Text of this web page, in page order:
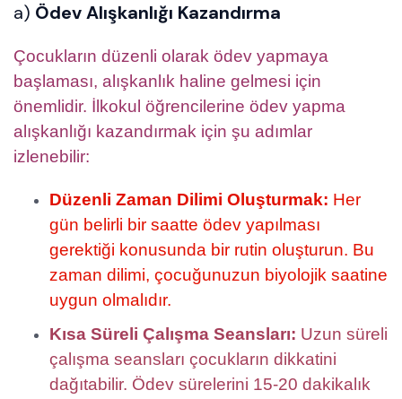
a) Ödev Alışkanlığı Kazandırma
Çocukların düzenli olarak ödev yapmaya
başlaması, alışkanlık haline gelmesi için
önemlidir. İlkokul öğrencilerine ödev yapma
alışkanlığı kazandırmak için şu adımlar
izlenebilir:
Düzenli Zaman Dilimi Oluşturmak: Her
gün belirli bir saatte ödev yapılması
gerektiği konusunda bir rutin oluşturun. Bu
zaman dilimi, çocuğunuzun biyolojik saatine
uygun olmalıdır.
Kısa Süreli Çalışma Seansları: Uzun süreli
çalışma seansları çocukların dikkatini
dağıtabilir. Ödev sürelerini 15-20 dakikalık